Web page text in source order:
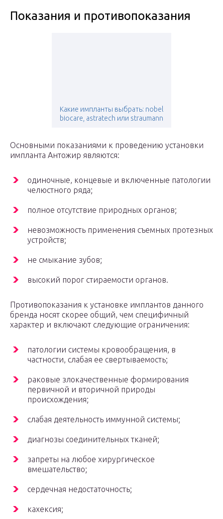
Показания и противопоказания
Какие импланты выбрать: nobel
biocare, astratech или straumann
Основными показаниями к проведению установки
импланта Антожир являются:
одиночные, концевые и включенные патологии
челюстного ряда;
полное отсутствие природных органов;
невозможность применения съемных протезных
устройств;
не смыкание зубов;
высокий порог стираемости органов.
Противопоказания к установке имплантов данного
бренда носят скорее общий, чем специфичный
характер и включают следующие ограничения:
патологии системы кровообращения, в
частности, слабая ее свертываемость;
раковые злокачественные формирования
первичной и вторичной природы
происхождения;
слабая деятельность иммунной системы;
диагнозы соединительных тканей;
запреты на любое хирургическое
вмешательство;
сердечная недостаточность;
кахексия;